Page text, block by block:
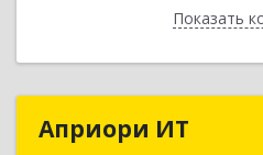
Показать
Априори ИТ